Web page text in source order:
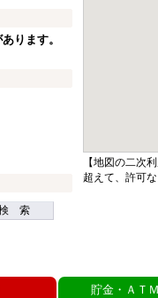
ります。
索
【地図の二次
超えて、許可
貯金・ＡＴ